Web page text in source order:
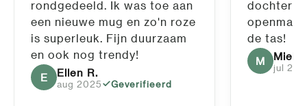
rondgedeeld. Ik was toe aan
een nieuwe mug en zo'n roze
is superleuk. Fijn duurzaam
en ook nog trendy!
E Ellen R.
aug 2025 Geverifieerd
dochter
de tas!
M
jul